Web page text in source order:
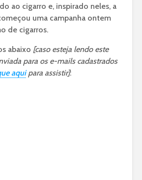
ao cigarro e, inspirado neles, a
uma campanha ontem
de cigarros.
abaixo [caso esteja lendo este
para os e-mails cadastrados
aquipara assistir]: